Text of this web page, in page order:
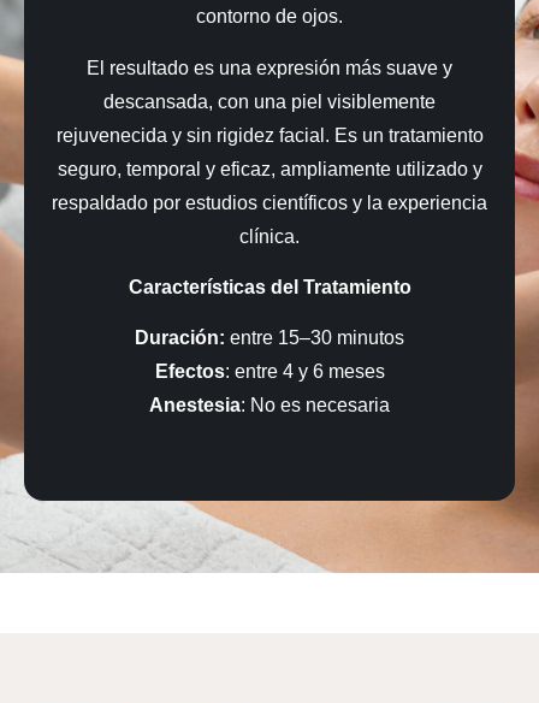
contorno de ojos.
El resultado es una expresión más suave y
descansada, con una piel visiblemente
rejuvenecida y sin rigidez facial. Es un tratamiento
seguro, temporal y eficaz, ampliamente utilizado y
respaldado por estudios científicos y la experiencia
clínica.
Características del Tratamiento
Duración: entre 15–30 minutos
Efectos: entre 4 y 6 meses
Anestesia: No es necesaria